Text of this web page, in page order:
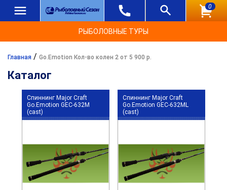
0
РЫБОЛОВНЫЕ ТУРЫ
Главная / Go.Emotion Кол-во колен 2 от 5 900 р.
Каталог
Спиннинг Major Craft
Go.Emotion GEC-632M
(cast)
Спиннинг Major Craft
Go.Emotion GEC-632ML
(cast)